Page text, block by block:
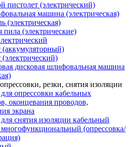
пистолет (электрический)
машина (электрическая)
(электрическая)
пила (электрические)
дисковая шлифовальная машина
резки, снятия изоляции
опрессовки кабельных
оконцевания проводов,
экрана
снятия изоляции кабельный
(опрессовка/